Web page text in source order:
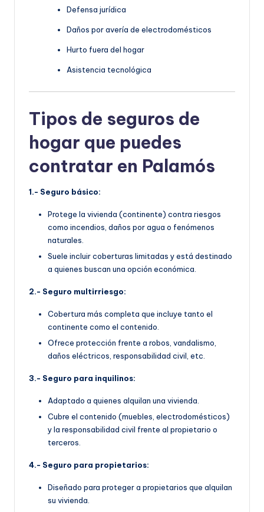
Defensa jurídica
Daños por avería de electrodomésticos
Hurto fuera del hogar
Asistencia tecnológica
Tipos de seguros de
hogar que puedes
contratar en Palamós
1.- Seguro básico:
Protege la vivienda (continente) contra riesgos
como incendios, daños por agua o fenómenos
naturales.
Suele incluir coberturas limitadas y está destinado
a quienes buscan una opción económica.
2.- Seguro multirriesgo:
Cobertura más completa que incluye tanto el
continente como el contenido.
Ofrece protección frente a robos, vandalismo,
daños eléctricos, responsabilidad civil, etc.
3.- Seguro para inquilinos:
Adaptado a quienes alquilan una vivienda.
Cubre el contenido (muebles, electrodomésticos)
y la responsabilidad civil frente al propietario o
terceros.
4.- Seguro para propietarios:
Diseñado para proteger a propietarios que alquilan
su vivienda.